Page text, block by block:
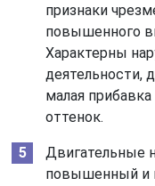
признаки
повышенного
Характерны
деятельности,
малая
оттенок.
Двигательные
повышенный и